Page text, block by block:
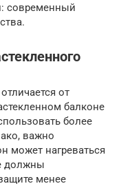
современный
от
балконе
более
важно
может нагреваться
должны
менее